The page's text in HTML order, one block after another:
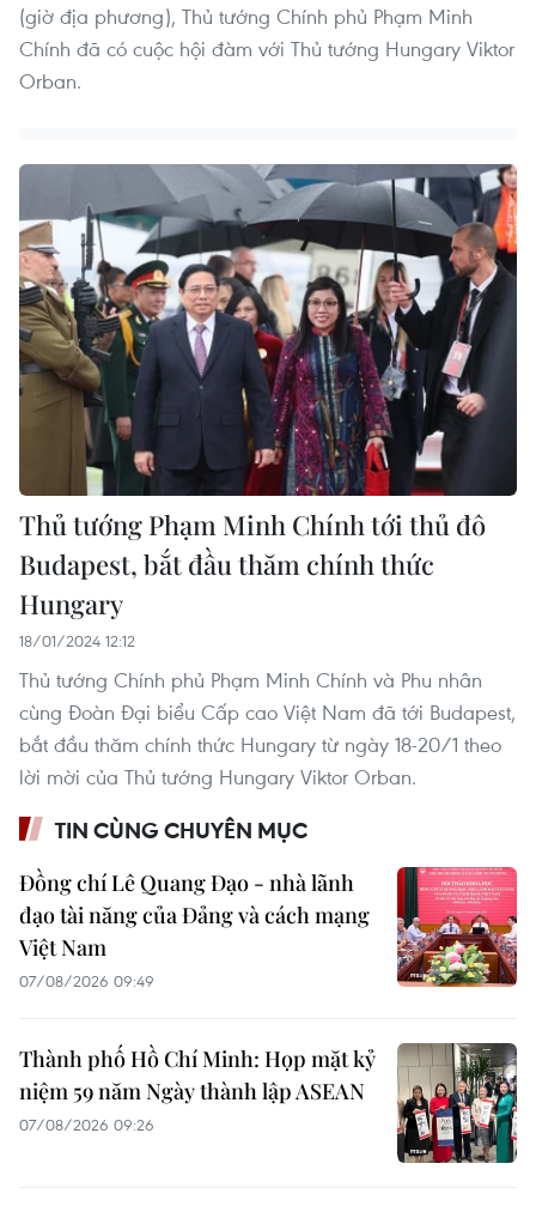
(giờ địa phương), Thủ tướng Chính phủ Phạm Minh
Chính đã có cuộc hội đàm với Thủ tướng Hungary Viktor
Orban.
Thủ tướng Phạm Minh Chính tới thủ đô
Budapest, bắt đầu thăm chính thức
Hungary
18/01/2024 12:12
Thủ tướng Chính phủ Phạm Minh Chính và Phu nhân
cùng Đoàn Đại biểu Cấp cao Việt Nam đã tới Budapest,
bắt đầu thăm chính thức Hungary từ ngày 18-20/1 theo
lời mời của Thủ tướng Hungary Viktor Orban.
TIN CÙNG CHUYÊN MỤC
Đồng chí Lê Quang Đạo - nhà lãnh
đạo tài năng của Đảng và cách mạng
Việt Nam
07/08/2026 09:49
Thành phố Hồ Chí Minh: Họp mặt kỷ
niệm 59 năm Ngày thành lập ASEAN
07/08/2026 09:26